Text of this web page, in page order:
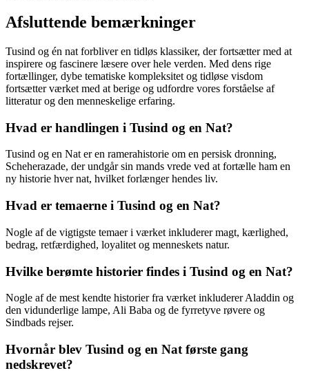
Afsluttende bemærkninger
Tusind og én nat forbliver en tidløs klassiker, der fortsætter med at
inspirere og fascinere læsere over hele verden. Med dens rige
fortællinger, dybe tematiske kompleksitet og tidløse visdom
fortsætter værket med at berige og udfordre vores forståelse af
litteratur og den menneskelige erfaring.
Hvad er handlingen i Tusind og en Nat?
Tusind og en Nat er en ramerahistorie om en persisk dronning,
Scheherazade, der undgår sin mands vrede ved at fortælle ham en
ny historie hver nat, hvilket forlænger hendes liv.
Hvad er temaerne i Tusind og en Nat?
Nogle af de vigtigste temaer i værket inkluderer magt, kærlighed,
bedrag, retfærdighed, loyalitet og menneskets natur.
Hvilke berømte historier findes i Tusind og en Nat?
Nogle af de mest kendte historier fra værket inkluderer Aladdin og
den vidunderlige lampe, Ali Baba og de fyrretyve røvere og
Sindbads rejser.
Hvornår blev Tusind og en Nat første gang
nedskrevet?